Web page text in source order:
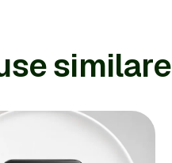
similare